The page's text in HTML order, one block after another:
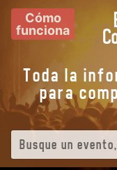
Cómo
funciona
Toda la
para